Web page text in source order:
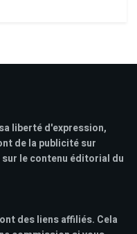
liberté d'expression,
de la publicité sur
le contenu éditorial du
des liens affiliés. Cela